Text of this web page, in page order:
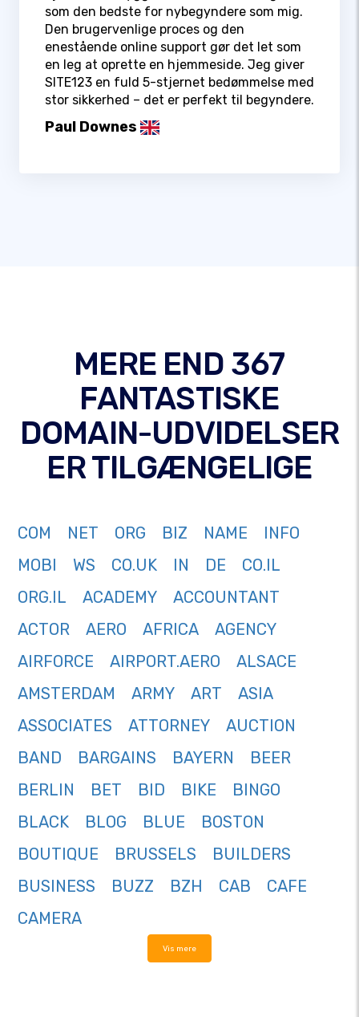
som den bedste for nybegyndere som mig.
Den brugervenlige proces og den
enestående online support gør det let som
en leg at oprette en hjemmeside. Jeg giver
SITE123 en fuld 5-stjernet bedømmelse med
stor sikkerhed – det er perfekt til begyndere.
Paul Downes
MERE END 367
FANTASTISKE
DOMAIN-UDVIDELSER
ER TILGÆNGELIGE
COM NET ORG BIZ NAME
INFO
MOBI
WS CO.UK IN DE
CO.IL
ORG.IL
ACADEMY
ACCOUNTANT
ACTOR
AERO AFRICA
AGENCY
AIRFORCE
AIRPORT.AERO
ALSACE
AMSTERDAM
ARMY ART
ASIA
ASSOCIATES
ATTORNEY
AUCTION
BAND
BARGAINS BAYERN
BEER
BERLIN
BET BID BIKE
BINGO
BLACK
BLOG BLUE
BOSTON
BOUTIQUE
BRUSSELS
BUILDERS
BUSINESS
BUZZ BZH CAB
CAFE
CAMERA
Vis mere